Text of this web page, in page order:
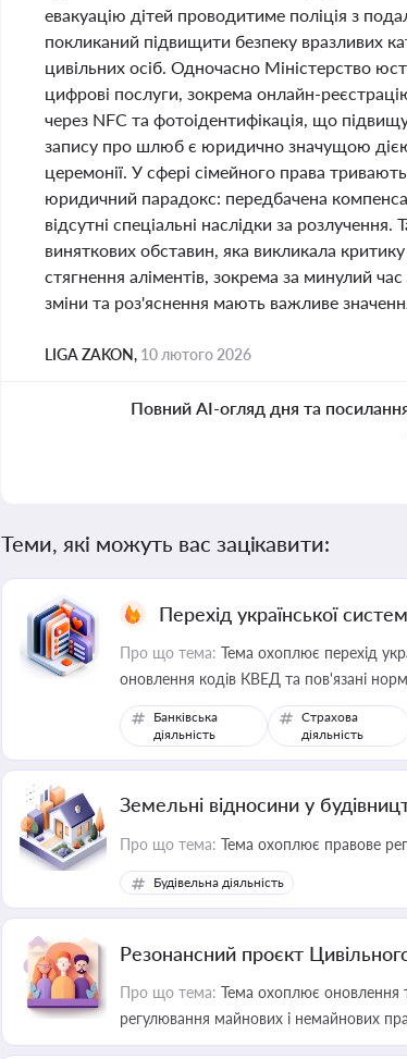
евакуацію дітей проводитиме поліція з
покликаний підвищити безпеку вразливих
цивільних осіб. Одночасно Міністерство
цифрові послуги, зокрема онлайн-
через NFC та фотоідентифікація, що
запису про шлюб є юридично значущою
церемонії. У сфері сімейного права
юридичний парадокс: передбачена
відсутні спеціальні наслідки за
виняткових обставин, яка викликала
стягнення аліментів, зокрема за минулий
зміни та роз'яснення мають важливе
LIGA ZAKON, 10 лютого 2026
Повний AI-огляд дня та
Теми, які можуть вас зацікавити:
Перехід української
Про що тема: Тема охоплює перехід
оновлення кодів КВЕД та пов'язані
Банківська
діяльність
Страхова
діяльність
Земельні відносини у
Про що тема: Тема охоплює правове
Будівельна діяльність
Резонансний проєкт
Про що тема: Тема охоплює оновлення
регулювання майнових і немайнових